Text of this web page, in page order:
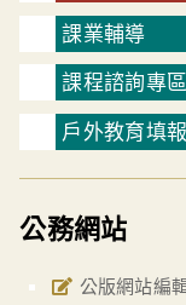
課業輔導
課程諮詢專區
戶外教育填
公務網站
公版網站編